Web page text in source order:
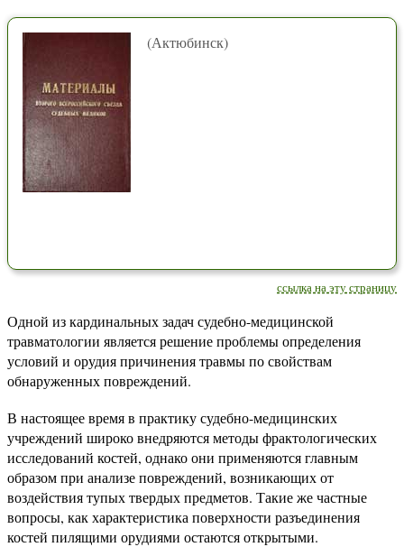
(Актюбинск)
ссылка на эту страницу
Одной из кардинальных задач судебно-медицинской
травматологии является решение проблемы определения
условий и орудия причинения травмы по свойствам
обнаруженных повреждений.
В настоящее время в практику судебно-медицинских
учреждений широко внедряются методы фрактологических
исследований костей, однако они применяются главным
образом при анализе повреждений, возникающих от
воздействия тупых твердых предметов. Такие же частные
вопросы, как характеристика поверхности разъединения
костей пилящими орудиями остаются открытыми.